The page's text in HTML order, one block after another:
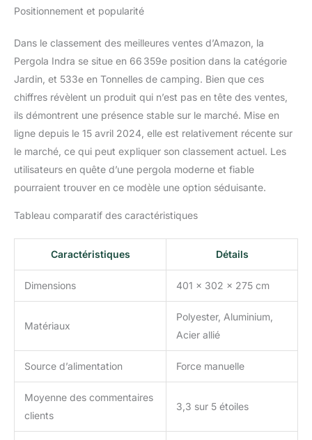
Positionnement et popularité
Dans le classement des meilleures ventes d’Amazon, la
Pergola Indra se situe en 66 359e position dans la catégorie
Jardin, et 533e en Tonnelles de camping. Bien que ces
chiffres révèlent un produit qui n’est pas en tête des ventes,
ils démontrent une présence stable sur le marché. Mise en
ligne depuis le 15 avril 2024, elle est relativement récente sur
le marché, ce qui peut expliquer son classement actuel. Les
utilisateurs en quête d’une pergola moderne et fiable
pourraient trouver en ce modèle une option séduisante.
Tableau comparatif des caractéristiques
Caractéristiques Détails
Dimensions 401 x 302 x 275 cm
Matériaux
Polyester, Aluminium,
Acier allié
Source d’alimentation Force manuelle
Moyenne des commentaires
clients
3,3 sur 5 étoiles